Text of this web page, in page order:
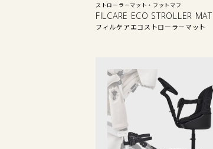
ストローラーマット・フットマフ
FILCARE ECO STROLLER MAT
フィルケアエコストローラーマット